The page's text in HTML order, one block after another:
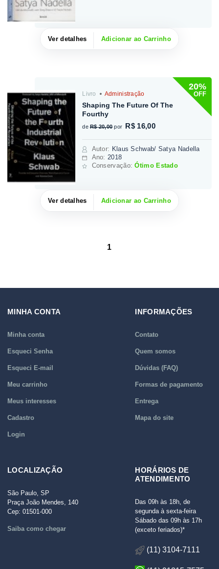
Ver detalhes Adicionar ao Carrinho
20%
OFF
Livro Administração
Shaping The Future Of The
Fourthy
de R$ 20,00 por R$ 16,00
Autor: Klaus Schwab/ Satya Nadella
Ano: 2018
Conservação:Ótimo Estado
Ver detalhes Adicionar ao Carrinho
1
MINHA CONTA
Minha conta
Esqueci Senha
Esqueci E-mail
Meu carrinho
Meus interesses
Cadastro
Login
INFORMAÇÕES
Contato
Quem somos
Dúvidas (FAQ)
Formas de pagamento
Entrega
Mapa do site
LOCALIZAÇÃO
São Paulo, SP
Praça João Mendes, 140
Cep: 01501-000
Saiba como chegar
HORÁRIOS DE
ATENDIMENTO
Das 09h às 18h, de
segunda à sexta-feira
Sábado das 09h às 17h
(exceto feriados)*
(11) 3104-7111